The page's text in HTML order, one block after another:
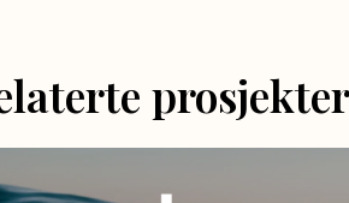
prosjekter